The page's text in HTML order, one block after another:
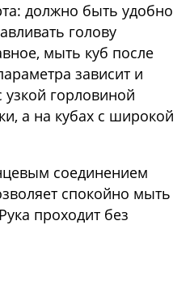
должно быть удобно
голову
мыть куб после
зависит и
узкой горловиной
а на кубах с широкой
соединением
спокойно мыть
проходит без